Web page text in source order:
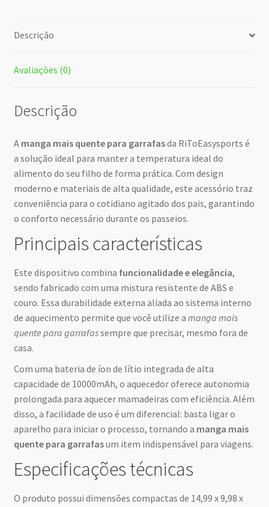
Descrição
Avaliações (0)
Descrição
A manga mais quente para garrafasda RiToEasysports é
a solução ideal para manter a temperatura ideal do
alimento do seu filho de forma prática. Com design
moderno e materiais de alta qualidade, este acessório traz
conveniência para o cotidiano agitado dos pais, garantindo
o conforto necessário durante os passeios.
Principais características
Este dispositivo combina funcionalidade e elegância,
sendo fabricado com uma mistura resistente de ABS e
couro. Essa durabilidade externa aliada ao sistema interno
de aquecimento permite que você utilize a manga mais
quente para garrafassempre que precisar, mesmo fora de
casa.
Com uma bateria de íon de lítio integrada de alta
capacidade de 10000mAh, o aquecedor oferece autonomia
prolongada para aquecer mamadeiras com eficiência. Além
disso, a facilidade de uso é um diferencial: basta ligar o
aparelho para iniciar o processo, tornando a manga mais
quente para garrafasum item indispensável para viagens.
Especificações técnicas
O produto possui dimensões compactas de 14,99 x 9,98 x